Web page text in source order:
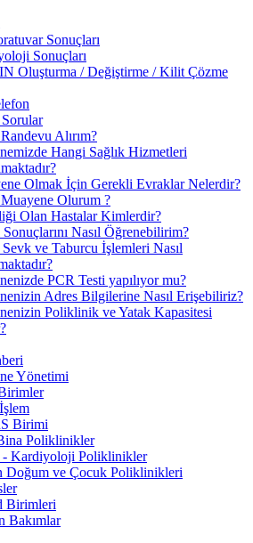
Sonuçları
Sonuçları
Oluşturma / Değiştirme / Kilit Çözme
Sorular
Alırım?
Hangi Sağlık Hizmetleri
Olmak İçin Gerekli Evraklar Nelerdir?
Muayene Olurum ?
Olan Hastalar Kimlerdir?
Nasıl Öğrenebilirim?
Sevk ve Taburcu İşlemleri Nasıl
PCR Testi yapılıyor mu?
Adres Bilgilerine Nasıl Erişebiliriz?
Poliklinik ve Yatak Kapasitesi
Yönetimi
Birimi
Poliklinikler
Kardiyoloji Poliklinikler
Doğum ve Çocuk Poliklinikleri
Birimleri
Bakımlar